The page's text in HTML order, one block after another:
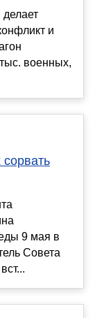
и
военных,
9 мая в
Совета